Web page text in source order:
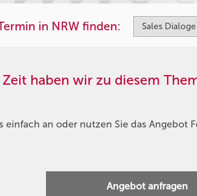
in NRW finden:
haben wir zu diesem
einfach an oder nutzen Sie das Angebot
Angebot anfragen